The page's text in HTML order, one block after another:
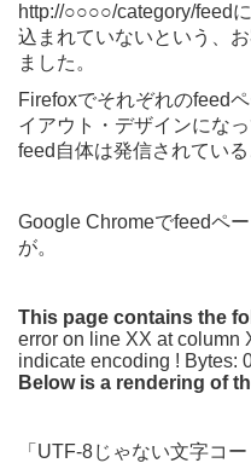
http://○○○○/category/feed
込まれていないという、
ました。
Firefoxでそれぞれのfeed
イアウト・デザインになっ
feed自体は発信されている
Google Chromeでfeedペ
が。
This page contains the
error on line XX at column
indicate encoding ! Bytes:
Below is a rendering of
「UTF-8じゃない文字コ